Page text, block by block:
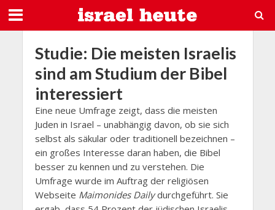
Studie: Die meisten Israelis
sind am Studium der Bibel
interessiert
Eine neue Umfrage zeigt, dass die meisten
Juden in Israel – unabhängig davon, ob sie sich
selbst als säkular oder traditionell bezeichnen –
ein großes Interesse daran haben, die Bibel
besser zu kennen und zu verstehen. Die
Umfrage wurde im Auftrag der religiösen
Webseite Maimonides Dailydurchgeführt. Sie